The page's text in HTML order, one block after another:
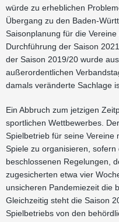
würde zu erheblichen
Übergang zu den Baden-
Saisonplanung für die
Durchführung der Saison
der Saison 2019/20 wurde
außerordentlichen
damals veränderte Sachlage
Ein Abbruch zum jetzigen
sportlichen Wettbewerbes.
Spielbetrieb für seine Vereine
Spiele zu organisieren,
beschlossenen Regelungen,
zugesicherten etwa vier
unsicheren Pandemiezeit die
Gleichzeitig steht die Saison
Spielbetriebs von den